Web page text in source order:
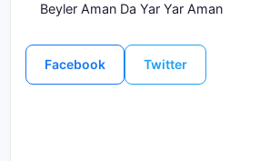
Beyler Aman Da Yar Yar Aman
Facebook Twitter